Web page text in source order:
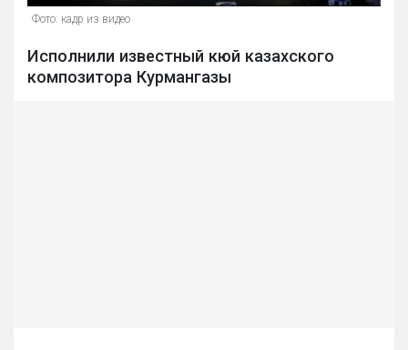
Фото: кадр из видео
Исполнили известный кюй казахского
композитора Курмангазы